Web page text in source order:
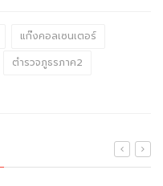
แก๊งคอลเซนเตอร์
ตำรวจภูธรภาค2